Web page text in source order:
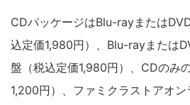
CDパッケージはBlu-rayまたは
込定価1,980円）、Blu-rayまたは
盤（税込定価1,980円）、CDのみ
1,200円）、ファミクラストアオ